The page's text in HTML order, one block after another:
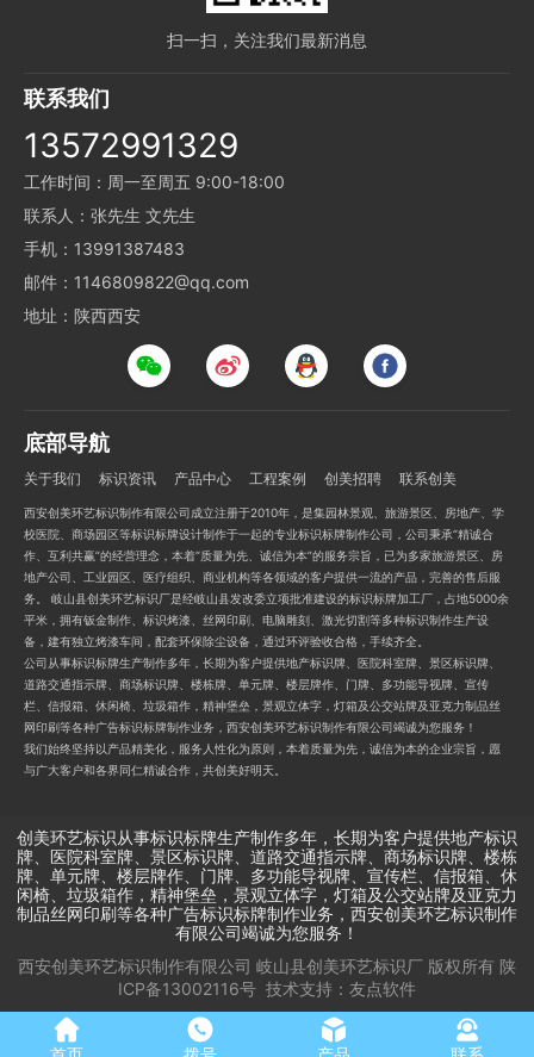
扫一扫，关注我们最新消息
联系我们
13572991329
工作时间：周一至周五 9:00-18:00
联系人：张先生 文先生
手机：13991387483
邮件：1146809822@qq.com
地址：陕西西安
底部导航
关于我们 标识资讯 产品中心 工程案例 创美招聘 联系创美
西安创美环艺标识制作有限公司成立注册于2010年，是集园林景观、旅游景区、房地产、学
校医院、商场园区等标识标牌设计制作于一起的专业标识标牌制作公司，公司秉承“精诚合
作、互利共赢”的经营理念，本着“质量为先、诚信为本”的服务宗旨，已为多家旅游景区、房
地产公司、工业园区、医疗组织、商业机构等各领域的客户提供一流的产品，完善的售后服
务。 岐山县创美环艺标识厂是经岐山县发改委立项批准建设的标识标牌加工厂，占地5000余
平米，拥有钣金制作、标识烤漆、丝网印刷、电脑雕刻、激光切割等多种标识制作生产设
备，建有独立烤漆车间，配套环保除尘设备，通过环评验收合格，手续齐全。
公司从事标识标牌生产制作多年，长期为客户提供地产标识牌、医院科室牌、景区标识牌、
道路交通指示牌、商场标识牌、楼栋牌、单元牌、楼层牌作、门牌、多功能导视牌、宣传
栏、信报箱、休闲椅、垃圾箱作，精神堡垒，景观立体字，灯箱及公交站牌及亚克力制品丝
网印刷等各种广告标识标牌制作业务，西安创美环艺标识制作有限公司竭诚为您服务！
我们始终坚持以产品精美化，服务人性化为原则，本着质量为先，诚信为本的企业宗旨，愿
与广大客户和各界同仁精诚合作，共创美好明天。
创美环艺标识从事标识标牌生产制作多年，长期为客户提供地产标识
牌、医院科室牌、景区标识牌、道路交通指示牌、商场标识牌、楼栋
牌、单元牌、楼层牌作、门牌、多功能导视牌、宣传栏、信报箱、休
闲椅、垃圾箱作，精神堡垒，景观立体字，灯箱及公交站牌及亚克力
制品丝网印刷等各种广告标识标牌制作业务，西安创美环艺标识制作
有限公司竭诚为您服务！
西安创美环艺标识制作有限公司 岐山县创美环艺标识厂 版权所有 陕
ICP备13002116号 技术支持： 友点软件